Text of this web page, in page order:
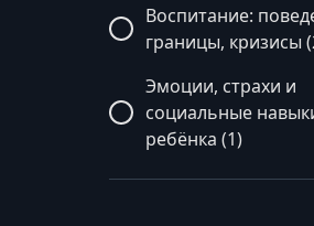
Воспитание:
границы, кризисы
Эмоции, страхи и
социальные
ребёнка (1)